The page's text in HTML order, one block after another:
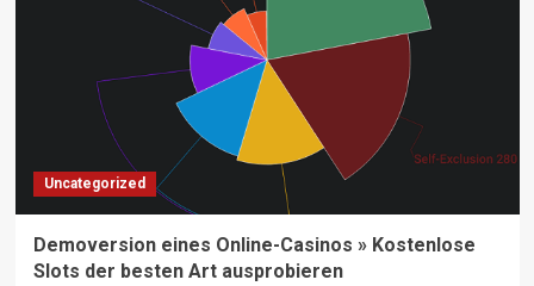
Uncategorized
Demoversion eines Online-Casinos » Kostenlose
Slots der besten Art ausprobieren